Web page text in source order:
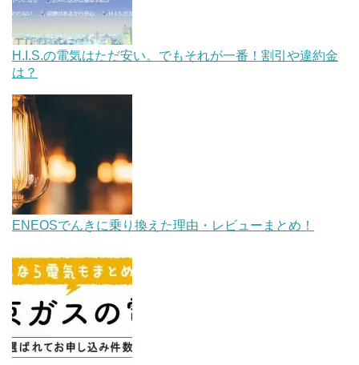
H.I.S.の電気はただ安い。でもそれが一番！割引や違約金
は？
ENEOSでんきに乗り換えた理由・レビューまとめ！